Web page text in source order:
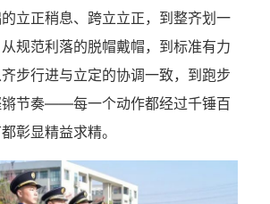
立正稍息、跨立立正，到整齐划一
规范利落的脱帽戴帽，到标准有力
步行进与立定的协调一致，到跑步
锵节奏——每一个动作都经过千锤百
彰显精益求精。